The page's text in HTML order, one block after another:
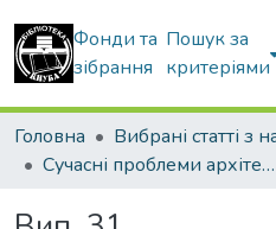
Фонди та
зібрання
Пошук за
критеріями
Головна
Сучасні проблеми архітектури та містобудування